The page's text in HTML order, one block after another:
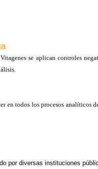
se aplican controles
en todos los procesos analíticos
por diversas instituciones